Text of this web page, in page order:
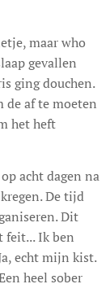
maar who
gevallen
ging douchen.
de af te moeten
het heft
acht dagen na
De tijd
Dit
feit... Ik ben
echt mijn kist.
heel sober